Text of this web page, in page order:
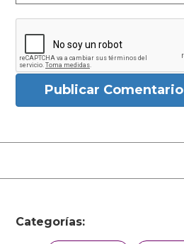
Publicar Comentario
Categorías: